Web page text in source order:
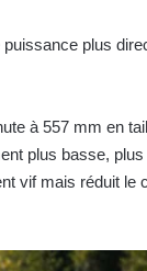
plus
à 557 mm en
plus basse, plus
vif mais réduit le